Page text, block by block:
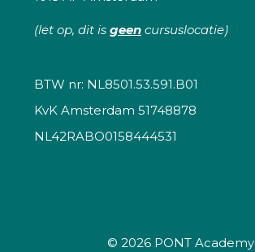
(let op, dit is geen cursuslocatie)
BTW nr: NL8501.53.591.B01
KvK Amsterdam 51748878
NL42RABO0158444531
© 2026 PONT Academy